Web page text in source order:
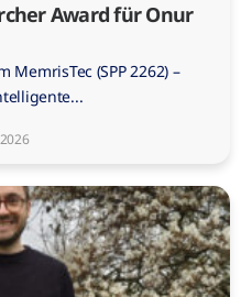
Award für Onur
MemrisTec (SPP 2262) –